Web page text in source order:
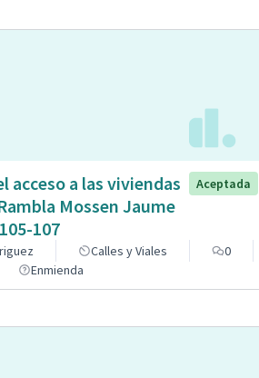
acceso a las viviendas
Mossen Jaume
107
Aceptada
Calles y Viales
0
Enmienda